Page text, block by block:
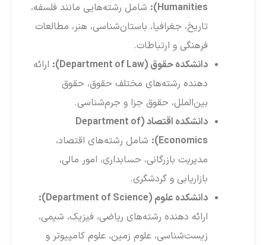
Humanities):
شامل رشته‌هایی مانند فلسفه،
تاریخ، جغرافیا، باستان‌شناسی، هنر، مطالعات
فرهنگی و ارتباطات.
دانشکده حقوق (Department of Law):
ارائه
دهنده رشته‌های مختلف حقوق، حقوق
بین‌الملل، حقوق جزا و جرم‌شناسی.
دانشکده اقتصاد (Department of
Economics):
شامل رشته‌های اقتصاد،
مدیریت بازرگانی، حسابداری، امور مالی،
بازاریابی و گردشگری.
دانشکده علوم (Department of Science):
ارائه دهنده رشته‌های ریاضی، فیزیک، شیمی،
زیست‌شناسی، علوم زمین، علوم کامپیوتر و